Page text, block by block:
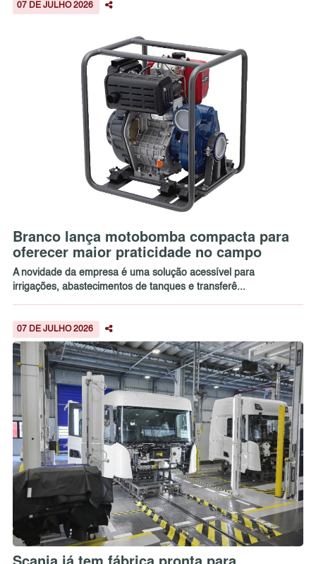
07 DE JULHO 2026
Branco lança motobomba compacta para
oferecer maior praticidade no campo
A novidade da empresa é uma solução acessível para
irrigações, abastecimentos de tanques e transferê...
07 DE JULHO 2026